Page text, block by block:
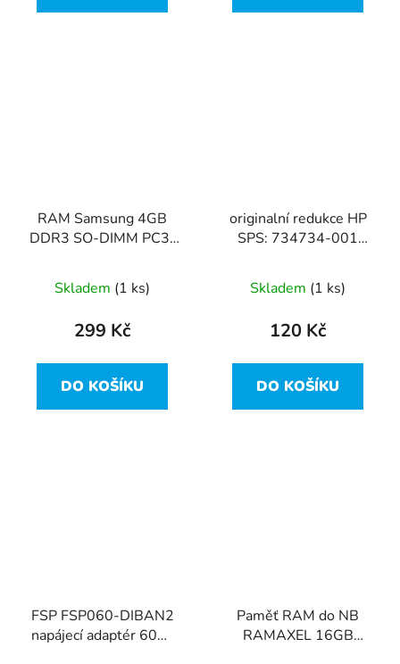
RAM Samsung 4GB
DDR3 SO-DIMM PC3-
M471B5273CH0-CH9
Skladem (1 ks)
299 Kč
DO KOŠÍKU
originalní redukce HP
SPS: 734734-001
Skladem (1 ks)
120 Kč
DO KOŠÍKU
FSP FSP060-DIBAN2
napájecí adaptér 60W
Paměť RAM do NB
RAMAXEL 16GB